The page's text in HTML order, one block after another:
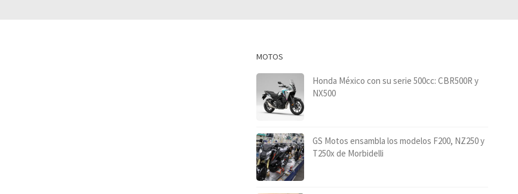
MOTOS
Honda México con su serie 500cc: CBR500R y
NX500
GS Motos ensambla los modelos F200, NZ250 y
T250x de Morbidelli